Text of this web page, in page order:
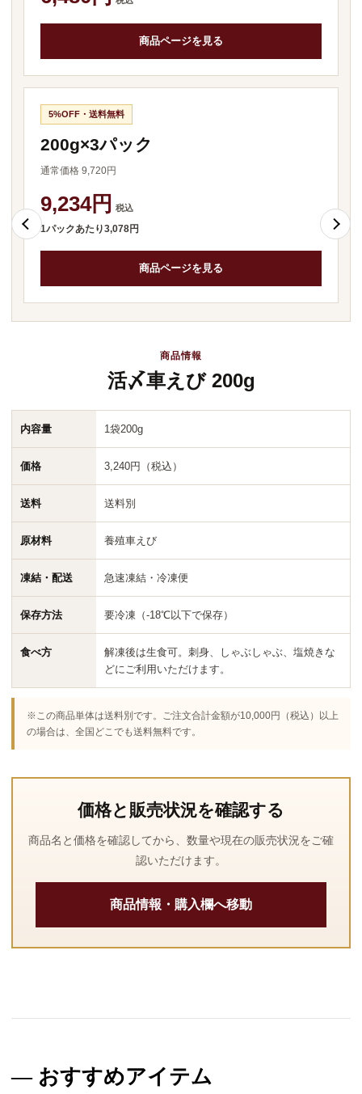
商品ページを見る
5%OFF・送料無料
200g×3パック
通常価格 9,720円
9,234円 税込
1パックあたり3,078円
商品ページを見る
商品情報
活〆車えび 200g
内容量 1袋200g
価格 3,240円（税込）
送料 送料別
原材料 養殖車えび
凍結・配送 急速凍結・冷凍便
保存方法 要冷凍（-18℃以下で保存）
食べ方
解凍後は生食可。刺身、しゃぶしゃぶ、塩焼きな
どにご利用いただけます。
※この商品単体は送料別です。ご注文合計金額が10,000円（税込）以上
の場合は、全国どこでも送料無料です。
価格と販売状況を確認する
商品名と価格を確認してから、数量や現在の販売状況をご確
認いただけます。
商品情報・購入欄へ移動
おすすめアイテム